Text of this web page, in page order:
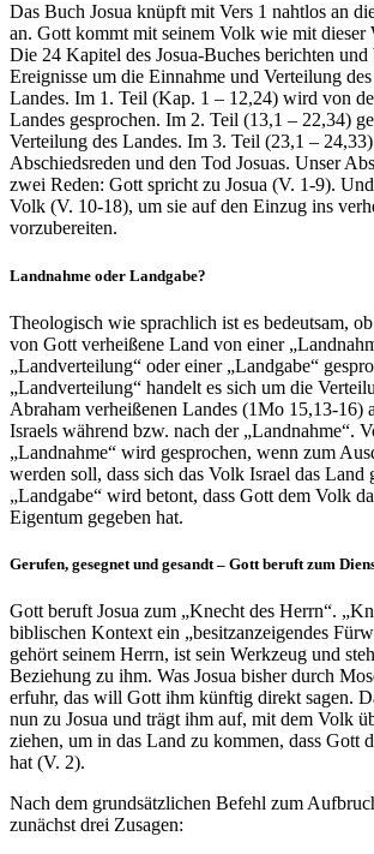
Das Buch Josua knüpft mit Vers 1 nahtlos an
an. Gott kommt mit seinem Volk wie mit dieser
Die 24 Kapitel des Josua-Buches berichten und
Ereignisse um die Einnahme und Verteilung
Landes. Im 1. Teil (Kap. 1 – 12,24) wird von
Landes gesprochen. Im 2. Teil (13,1 – 22,34)
Verteilung des Landes. Im 3. Teil (23,1 –
Abschiedsreden und den Tod Josuas. Unser
zwei Reden: Gott spricht zu Josua (V. 1-9).
Volk (V. 10-18), um sie auf den Einzug ins
vorzubereiten.
Landnahme oder Landgabe?
Theologisch wie sprachlich ist es bedeutsam,
von Gott verheißene Land von einer
„Landverteilung“ oder einer „Landgabe“
„Landverteilung“ handelt es sich um die
Abraham verheißenen Landes (1Mo 15,13-16)
Israels während bzw. nach der „Landnahme“.
„Landnahme“ wird gesprochen, wenn zum
werden soll, dass sich das Volk Israel das Land
„Landgabe“ wird betont, dass Gott dem Volk
Eigentum gegeben hat.
Gerufen, gesegnet und gesandt – Gott beruft zum
Gott beruft Josua zum „Knecht des Herrn“.
biblischen Kontext ein „besitzanzeigendes
gehört seinem Herrn, ist sein Werkzeug und
Beziehung zu ihm. Was Josua bisher durch
erfuhr, das will Gott ihm künftig direkt sagen.
nun zu Josua und trägt ihm auf, mit dem Volk
ziehen, um in das Land zu kommen, dass Gott
hat (V. 2).
Nach dem grundsätzlichen Befehl zum
zunächst drei Zusagen: